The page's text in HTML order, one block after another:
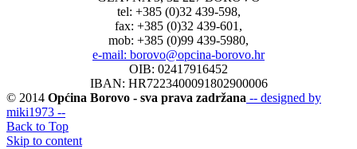
tel: +385 (0)32 439-598,
fax: +385 (0)32 439-601,
mob: +385 (0)99 439-5980,
e-mail: borovo@opcina-borovo.hr
OIB: 02417916452
IBAN: HR7223400091802900006
© 2014 Općina Borovo - sva prava zadržana -- designed by
miki1973 --
Back to Top
Skip to content